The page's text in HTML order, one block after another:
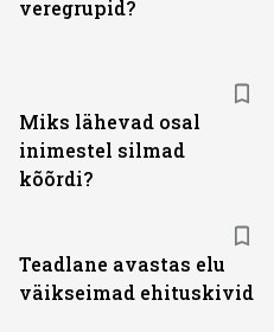
veregrupid?
Miks lähevad osal
inimestel silmad
kõõrdi?
Teadlane avastas elu
väikseimad ehituskivid